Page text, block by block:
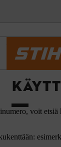
Tuki
voit